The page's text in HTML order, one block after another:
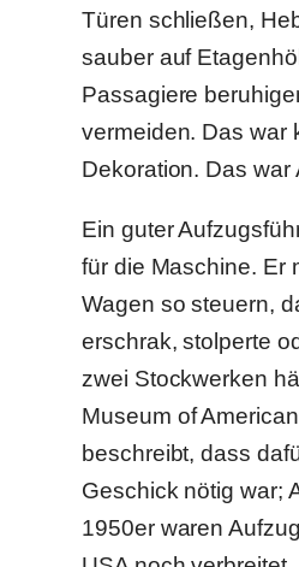
Türen schließen,
sauber auf
Passagiere
vermeiden. Das war
Dekoration. Das war
Ein guter
für die Maschine. Er
Wagen so steuern,
erschrak, stolperte
zwei Stockwerken
Museum of
beschreibt, dass
Geschick nötig war;
1950er waren